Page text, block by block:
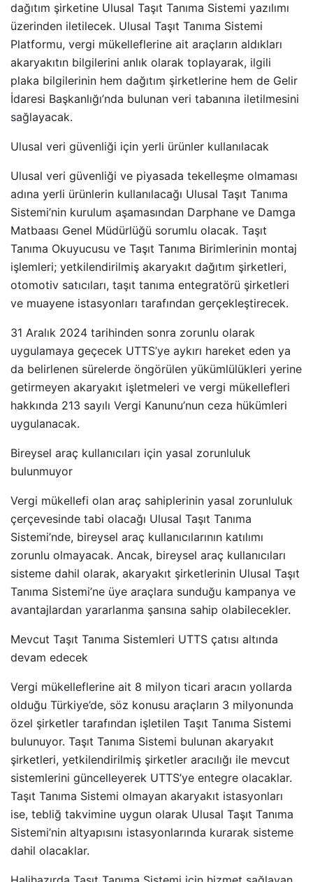
dağıtım şirketine Ulusal Taşıt Tanıma Sistemi yazılımı
üzerinden iletilecek. Ulusal Taşıt Tanıma Sistemi
Platformu, vergi mükelleflerine ait araçların aldıkları
akaryakıtın bilgilerini anlık olarak toplayarak, ilgili
plaka bilgilerinin hem dağıtım şirketlerine hem de Gelir
İdaresi Başkanlığı’nda bulunan veri tabanına iletilmesini
sağlayacak.
Ulusal veri güvenliği için yerli ürünler kullanılacak
Ulusal veri güvenliği ve piyasada tekelleşme olmaması
adına yerli ürünlerin kullanılacağı Ulusal Taşıt Tanıma
Sistemi’nin kurulum aşamasından Darphane ve Damga
Matbaası Genel Müdürlüğü sorumlu olacak. Taşıt
Tanıma Okuyucusu ve Taşıt Tanıma Birimlerinin montaj
işlemleri; yetkilendirilmiş akaryakıt dağıtım şirketleri,
otomotiv satıcıları, taşıt tanıma entegratörü şirketleri
ve muayene istasyonları tarafından gerçekleştirecek.
31 Aralık 2024 tarihinden sonra zorunlu olarak
uygulamaya geçecek UTTS’ye aykırı hareket eden ya
da belirlenen sürelerde öngörülen yükümlülükleri yerine
getirmeyen akaryakıt işletmeleri ve vergi mükellefleri
hakkında 213 sayılı Vergi Kanunu’nun ceza hükümleri
uygulanacak.
Bireysel araç kullanıcıları için yasal zorunluluk
bulunmuyor
Vergi mükellefi olan araç sahiplerinin yasal zorunluluk
çerçevesinde tabi olacağı Ulusal Taşıt Tanıma
Sistemi’nde, bireysel araç kullanıcılarının katılımı
zorunlu olmayacak. Ancak, bireysel araç kullanıcıları
sisteme dahil olarak, akaryakıt şirketlerinin Ulusal Taşıt
Tanıma Sistemi’ne üye araçlara sunduğu kampanya ve
avantajlardan yararlanma şansına sahip olabilecekler.
Mevcut Taşıt Tanıma Sistemleri UTTS çatısı altında
devam edecek
Vergi mükelleflerine ait 8 milyon ticari aracın yollarda
olduğu Türkiye’de, söz konusu araçların 3 milyonunda
özel şirketler tarafından işletilen Taşıt Tanıma Sistemi
bulunuyor. Taşıt Tanıma Sistemi bulunan akaryakıt
şirketleri, yetkilendirilmiş şirketler aracılığı ile mevcut
sistemlerini güncelleyerek UTTS’ye entegre olacaklar.
Taşıt Tanıma Sistemi olmayan akaryakıt istasyonları
ise, tebliğ takvimine uygun olarak Ulusal Taşıt Tanıma
Sistemi’nin altyapısını istasyonlarında kurarak sisteme
dahil olacaklar.